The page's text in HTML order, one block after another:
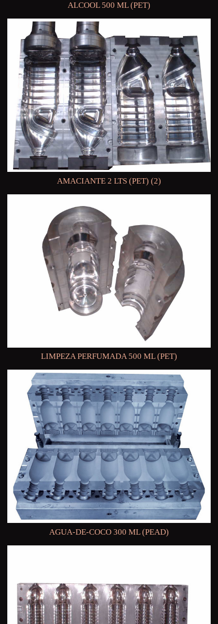
ALCOOL 500 ML (PET)
AMACIANTE 2 LTS (PET) (2)
LIMPEZA PERFUMADA 500 ML (PET)
AGUA-DE-COCO 300 ML (PEAD)